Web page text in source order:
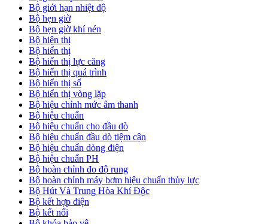
Bộ giới hạn nhiệt độ
Bộ hẹn giờ
Bộ hẹn giờ khí nén
Bộ hiện thị
Bộ hiển thị
Bộ hiển thị lực căng
Bộ hiển thị quá trình
Bộ hiển thị số
Bộ hiển thị vòng lặp
Bộ hiệu chỉnh mức âm thanh
Bộ hiệu chuẩn
Bộ hiệu chuẩn cho đầu dò
Bộ hiệu chuẩn đầu dò tiệm cận
Bộ hiệu chuẩn dòng điện
Bộ hiệu chuẩn PH
Bộ hoàn chỉnh đo độ rung
Bộ hoàn chỉnh máy bơm hiệu chuẩn thủy lực
Bộ Hút Và Trung Hòa Khí Độc
Bộ kết hợp điện
Bộ kết nối